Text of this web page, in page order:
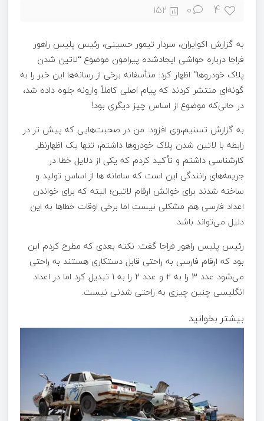
4
0
152
به گزارش اکوایران، سردار تیمور حسینی، رئیس پلیس راهور
فراجا درباره حواشی ایجادشده پیرامون موضوع “لاتین شدن
پلاک خودروها” اظهار کرد: متأسفانه برخی از رسانه‌ها این خبر را به
گونه‌ای منتشر کردند که پیام اصلی کاملاً وارونه جلوه داده شد،
در حالی‌که موضوع از اساس چیز دیگری بود!
به گزارش تسنیم،وی افزود: من در صحبت‌هایی که پیش تر در
رابطه با لاتین شدن پلاک خودروها داشتم، تنها یک اظهارنظر
کارشناسی داشتم و تأکید کردم که یکی از دلایل خطا در
جریمه‌های رانندگی این است که سامانه ها از اساس تولید و
ساخته شدند برای خوانش ارقام لاتین؛ البته که برای خواندن
اعداد فارسی هم مشکلی نیست اما برخی اوقات خطاها به این
دلیل می‌تواند باشد.
رئیس پلیس راهور فراجا گفت: نکته بعدی که مطرح کردم این
بود که ارقام فارسی به راحتی قابل دستکاری هستند به راحتی
می‌شود عدد 3 را به 2 و عدد 2 را به 1 تبدیل کرد اما در اعداد
انگلیسی چنین چیزی به راحتی شدنی نیست.
بیشتر بخوانید